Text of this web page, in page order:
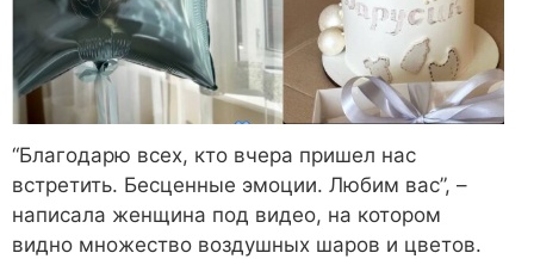
“Благодарю всех, кто вчера пришел нас
встретить. Бесценные эмоции. Любим вас”, –
написала женщина под видео, на котором
видно множество воздушных шаров и цветов.